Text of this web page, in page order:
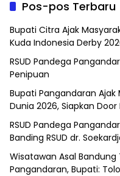
Pos-pos Terbaru
Bupati Citra Ajak
Kuda Indonesia Derby
RSUD Pandega
Penipuan
Bupati Pangandaran Ajak
Dunia 2026, Siapkan Door
RSUD Pandega
Banding RSUD dr.
Wisatawan Asal
Pangandaran, Bupati: